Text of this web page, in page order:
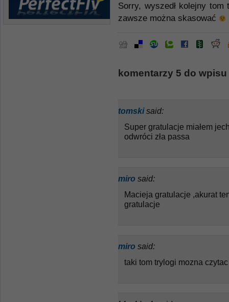
Sorry, wyszedł kolejny
zawsze można skasować
komentarzy 5 do
tomski said:
Super gratulacje miałem
odwróci zła passa
miro said:
Macieja gratulacje ,akurat
gratulacje
miro said:
taki tom trylogi mozna